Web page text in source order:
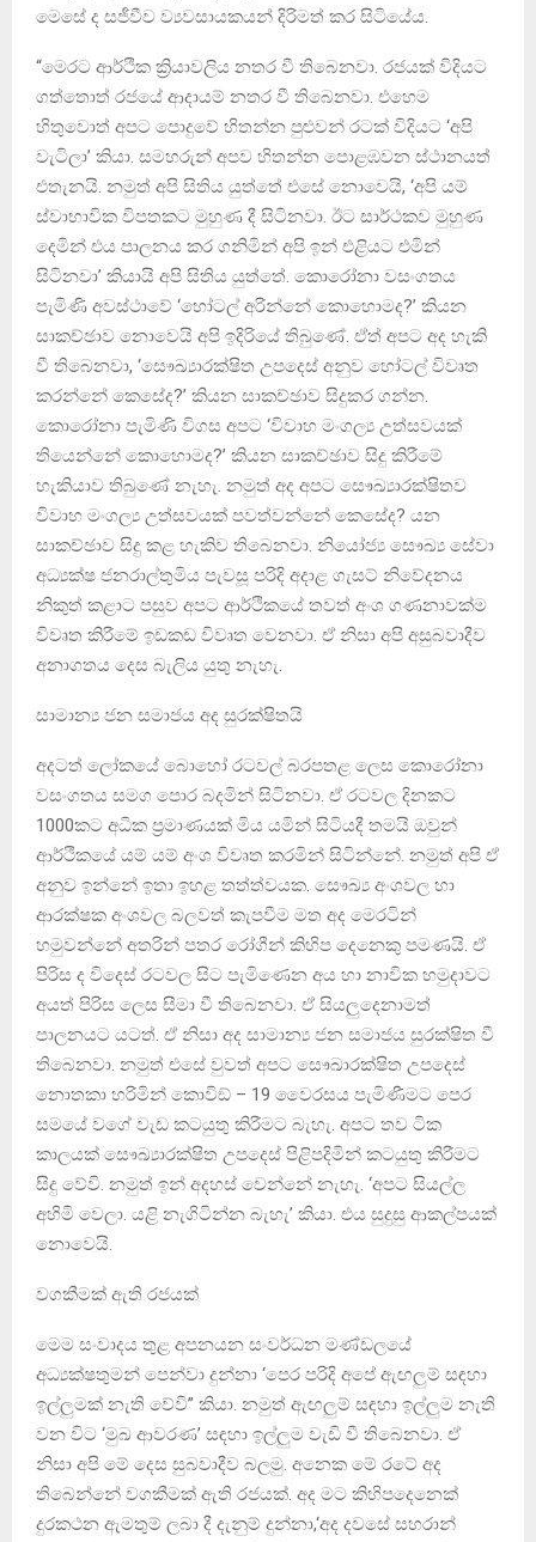
මෙසේ ද සජීවීව ව්‍යවසායකයන් දිරිමත් කර සිටියේය.
“මෙරට ආර්ථික ක්‍රියාවලිය නතර වී තිබෙනවා. රජයක් විදියට
ගත්තොත් රජයේ ආදායම් නතර වී තිබෙනවා. එහෙම
හිතුවොත් අපට පොදුවේ හිතන්න පුළුවන් රටක් විදියට ‘අපි
වැටිලා’ කියා. සමහරුන් අපව හිතන්න පොළඹවන ස්ථානයත්
එතැනයි. නමුත් අපි සිතිය යුත්තේ එසේ නොවෙයි, ‘අපි යම්
ස්වාභාවික විපතකට මුහුණ දී සිටිනවා. ඊට සාර්ථකව මුහුණ
දෙමින් එය පාලනය කර ගනිමින් අපි ඉන් එළියට එමින්
සිටිනවා’ කියායි අපි සිතිය යුත්තේ. කොරෝනා වසංගතය
පැමිණි අවස්ථාවේ ‘හෝටල් අරින්නේ කොහොමද?’ කියන
සාකච්ඡාව නොවෙයි අපි ඉදිරියේ තිබුණේ. ඒත් අපට අද හැකි
වී තිබෙනවා, ‘සෞඛ්‍යාරක්ෂිත උපදෙස් අනුව හෝටල් විවෘත
කරන්නේ කෙසේද?’ කියන සාකච්ඡාව සිදුකර ගන්න.
කොරෝනා පැමිණි විගස අපට ‘විවාහ මංගල්‍ය උත්සවයක්
තියෙන්නේ කොහොමද?’ කියන සාකච්ඡාව සිදු කිරීමේ
හැකියාව තිබුණේ නැහැ. නමුත් අද අපට සෞඛ්‍යාරක්ෂිතව
විවාහ මංගල්‍ය උත්සවයක් පවත්වන්නේ කෙසේද? යන
සාකච්ඡාව සිදු කළ හැකිව තිබෙනවා. නියෝජ්‍ය සෞඛ්‍ය සේවා
අධ්‍යක්ෂ ජනරාල්තුමිය පැවසූ පරිදි අදාළ ගැසට් නිවේදනය
නිකුත් කළාට පසුව අපට ආර්ථිකයේ තවත් අංශ ගණනාවක්ම
විවෘත කිරීමේ ඉඩකඩ විවෘත වෙනවා. ඒ නිසා අපි අසුබවාදීව
අනාගතය දෙස බැලිය යුතු නැහැ.
සාමාන්‍ය ජන සමාජය අද සුරක්ෂිතයි
අදටත් ලෝකයේ බොහෝ රටවල් බරපතළ ලෙස කොරෝනා
වසංගතය සමග පොර බදමින් සිටිනවා. ඒ රටවල දිනකට
1000කට අධික ප්‍රමාණයක් මිය යමින් සිටියදී තමයි ඔවුන්
ආර්ථිකයේ යම් යම් අංශ විවෘත කරමින් සිටින්නේ. නමුත් අපි ඒ
අනුව ඉන්නේ ඉතා ඉහළ තත්ත්වයක. සෞඛ්‍ය අංශවල හා
ආරක්ෂක අංශවල බලවත් කැපවීම මත අද මෙරටින්
හමුවන්නේ අතරින් පතර රෝගීන් කිහිප දෙනෙකු පමණයි. ඒ
පිරිස ද විදෙස් රටවල සිට පැමිණෙන අය හා නාවික හමුදාවට
අයත් පිරිස ලෙස සීමා වී තිබෙනවා. ඒ සියලුදෙනාමත්
පාලනයට යටත්. ඒ නිසා අද සාමාන්‍ය ජන සමාජය සුරක්ෂිත වී
තිබෙනවා. නමුත් එසේ වුවත් අපට සෞඛාරක්ෂිත උපදෙස්
නොතකා හරිමින් කොවිඞ් – 19 වෛරසය පැමිණීමට පෙර
සමයේ වගේ වැඩ කටයුතු කිරීමට බැහැ. අපට තව ටික
කාලයක් සෞඛ්‍යාරක්ෂිත උපදෙස් පිළිපදිමින් කටයුතු කිරීමට
සිදු වේවි. නමුත් ඉන් අදහස් වෙන්නේ නැහැ. ‘අපට සියල්ල
අහිමි වෙලා. යළි නැගිටින්න බැහැ’ කියා. එය සුදුසු ආකල්පයක්
නොවෙයි.
වගකීමක් ඇති රජයක්
මෙම සංවාදය තුළ අපනයන සංවර්ධන මණ්ඩලයේ
අධ්‍යක්ෂතුමන් පෙන්වා දුන්නා ‘පෙර පරිදි අපේ ඇඟලුම් සඳහා
ඉල්ලුමක් නැති වේවි” කියා. නමුත් ඇඟලුම් සඳහා ඉල්ලුම නැති
වන විට ‘මුඛ ආවරණ’ සඳහා ඉල්ලුම වැඩි වී තිබෙනවා. ඒ
නිසා අපි මේ දෙස සුබවාදීව බලමු. අනෙක මේ රටේ අද
තිබෙන්නේ වගකීමක් ඇති රජයක්. අද මට කිහිපදෙනෙක්
දුරකථන ඇමතුම් ලබා දී දැනුම් දුන්නා,‘අද දවසේ සහරාන්